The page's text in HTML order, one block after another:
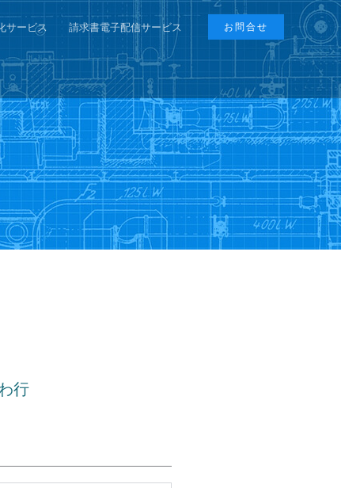
サービス 請求書電子配信サービス お問合せ
行